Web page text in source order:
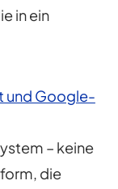
in ein
und Google-
– keine
die